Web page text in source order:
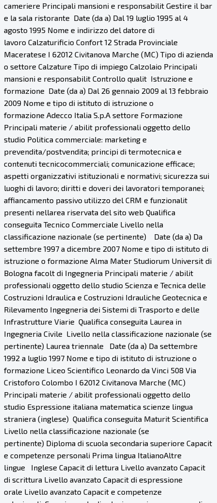
cameriere Principali mansioni e responsabilit Gestire il bar
e la sala ristorante Date (da a) Dal 19 luglio 1995 al 4
agosto 1995 Nome e indirizzo del datore di
lavoro Calzaturificio Confort 12 Strada Provinciale
Maceratese I 62012 Civitanova Marche (MC) Tipo di azienda
o settore Calzature Tipo di impiego Calzolaio Principali
mansioni e responsabilit Controllo qualit Istruzione e
formazione Date (da a) Dal 26 gennaio 2009 al 13 febbraio
2009 Nome e tipo di istituto di istruzione o
formazione Adecco Italia S.p.A settore Formazione
Principali materie / abilit professionali oggetto dello
studio Politica commerciale: marketing e
prevendita/postvendita; principi di termotecnica e
contenuti tecnicocommerciali; comunicazione efficace;
aspetti organizzativi istituzionali e normativi; sicurezza sui
luoghi di lavoro; diritti e doveri dei lavoratori temporanei;
affiancamento passivo utilizzo del CRM e funzionalit
presenti nellarea riservata del sito web Qualifica
conseguita Tecnico Commerciale Livello nella
classificazione nazionale (se pertinente) Date (da a) Da
settembre 1997 a dicembre 2007 Nome e tipo di istituto di
istruzione o formazione Alma Mater Studiorum Universit di
Bologna facolt di Ingegneria Principali materie / abilit
professionali oggetto dello studio Scienza e Tecnica delle
Costruzioni Idraulica e Costruzioni Idrauliche Geotecnica e
Rilevamento Ingegneria dei Sistemi di Trasporto e delle
Infrastrutture Viarie Qualifica conseguita Laurea in
Ingegneria Civile Livello nella classificazione nazionale (se
pertinente) Laurea triennale Date (da a) Da settembre
1992 a luglio 1997 Nome e tipo di istituto di istruzione o
formazione Liceo Scientifico Leonardo da Vinci 508 Via
Cristoforo Colombo I 62012 Civitanova Marche (MC)
Principali materie / abilit professionali oggetto dello
studio Espressione italiana matematica scienze lingua
straniera (inglese) Qualifica conseguita Maturit Scientifica
Livello nella classificazione nazionale (se
pertinente) Diploma di scuola secondaria superiore Capacit
e competenze personali Prima lingua ItalianoAltre
lingue Inglese Capacit di lettura Livello avanzato Capacit
di scrittura Livello avanzato Capacit di espressione
orale Livello avanzato Capacit e competenze